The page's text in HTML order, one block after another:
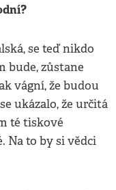
se teď nikdo
bude, zůstane
vágní, že budou
ukázalo, že určitá
té tiskové
Na to by si vědci